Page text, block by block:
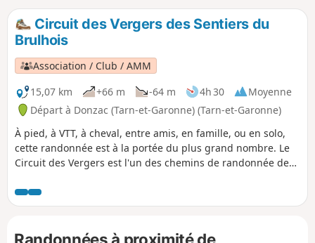
Circuit des Vergers des Sentiers du
Brulhois
Association / Club / AMM
15,07 km
+66 m -64 m 4h 30
Moyenne
Départ à Donzac (Tarn-et-Garonne) (Tarn-et-Garonne)
À pied, à VTT, à cheval, entre amis, en famille, ou en solo,
cette randonnée est à la portée du plus grand nombre. Le
Circuit des Vergers est l'un des chemins de randonnée des
traverse principalement des vergers bien sûr, mais aussi
des vignobles et des forêts.